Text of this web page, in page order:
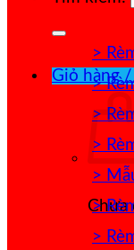
Giỏ hàng
Chưa
>
>
>
>
>
>
>